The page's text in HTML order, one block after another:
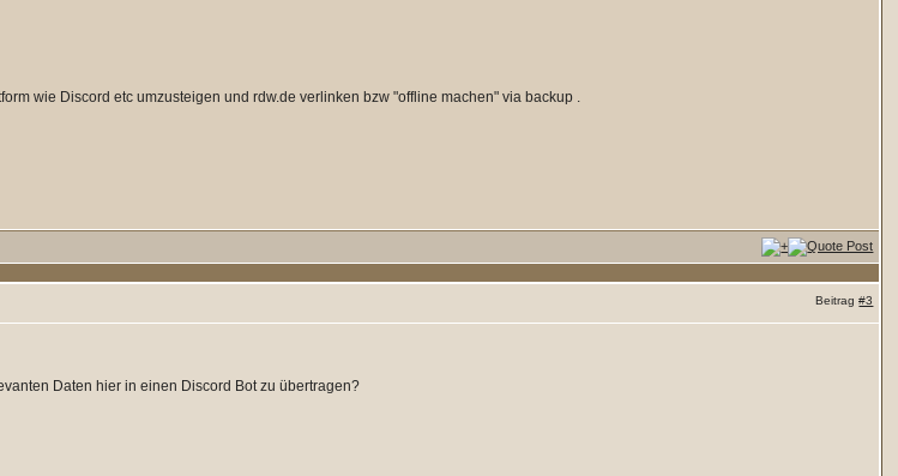
wie Discord etc umzusteigen und rdw.de verlinken bzw "offline machen" via backup .
Beitrag#3
Daten hier in einen Discord Bot zu übertragen?